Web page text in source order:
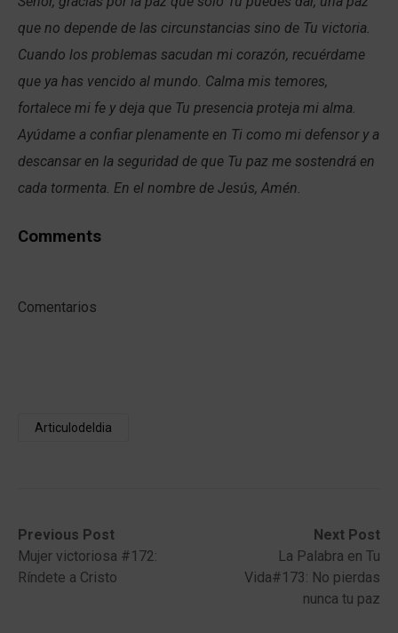
que no depende de las circunstancias sino de Tu victoria.
Cuando los problemas sacudan mi corazón, recuérdame
que ya has vencido al mundo. Calma mis temores,
fortalece mi fe y deja que Tu presencia proteja mi alma.
Ayúdame a confiar plenamente en Ti como mi defensor y a
descansar en la seguridad de que Tu paz me sostendrá en
cada tormenta. En el nombre de Jesús, Amén.
Comments
Comentarios
Articulodeldia
Post
navigation
Previous Post
Previous
post:Mujer victoriosa #172:
Ríndete a Cristo
Next Post
Next
post:
La Palabra en Tu
Vida#173: No pierdas
nunca tu paz